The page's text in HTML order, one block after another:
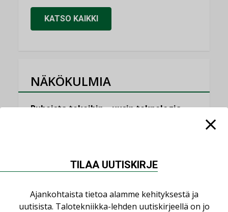
KATSO KAIKKI
NÄKÖKULMIA
Puheista tekoihin – uusin teknologia
ilmanvaihtoa
TILAA UUTISKIRJE
Ajankohtaista tietoa alamme kehityksestä ja
uutisista. Talotekniikka-lehden uutiskirjeellä on jo